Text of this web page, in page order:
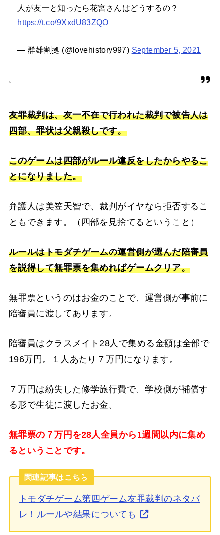
人が友一と知ったら花宮さんはどうするの？
https://t.co/9XxdU83ZQO
— 群雄割拠 (@lovehistory997) September 5, 2021
友罪裁判は、友一不在で行われた裁判で被告人は
四部、罪状は父親殺しです。
このゲームは四部がルール違反をしたからやるこ
とになりました。
弁護人は美笠天智で、裁判がイヤなら拒否するこ
ともできます。（四部を見捨てるということ）
ルールはトモダチゲームの運営側が選んだ陪審員
を説得して無罪票を集めればゲームクリア。
無罪票というのはお金のことで、運営側が事前に
陪審員に渡してあります。
陪審員はクラスメイト28人で集める金額は全部で
196万円。１人あたり７万円になります。
７万円は紛失した修学旅行費で、学校側が補償す
る形で生徒に渡したお金。
無罪票の７万円を28人全員から1週間以内に集め
るということです。
関連記事はこちら
トモダチゲーム第四ゲーム友罪裁判のネタバ
レ！ルールや結果についても